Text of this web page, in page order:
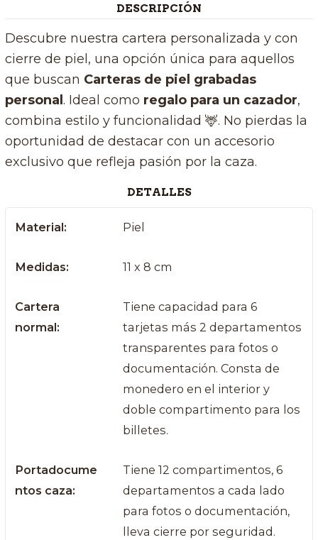
DESCRIPCIÓN
Descubre nuestra cartera personalizada y con
cierre de piel, una opción única para aquellos
que buscan Carteras de piel grabadas
personal . Ideal como regalo para un cazador,
combina estilo y funcionalidad 🦌. No pierdas la
oportunidad de destacar con un accesorio
exclusivo que refleja pasión por la caza.
DETALLES
Material: Piel
Medidas: 11 x 8 cm
Cartera
normal:
Tiene capacidad para 6
tarjetas más 2 departamentos
transparentes para fotos o
documentación. Consta de
monedero en el interior y
doble compartimento para los
billetes.
Portadocume
ntos caza:
Tiene 12 compartimentos, 6
departamentos a cada lado
para fotos o documentación,
lleva cierre por seguridad.